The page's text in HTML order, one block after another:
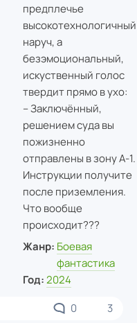
предплечье
высокотехнологичный
наруч, а
безэмоциональный,
искуственный голос
твердит прямо в ухо:
– Заключённый,
решением суда вы
пожизненно
отправлены в зону А-1.
Инструкции получите
после приземления.
Что вообще
происходит???
Жанр: Боевая
фантастика
Год: 2024
0 3